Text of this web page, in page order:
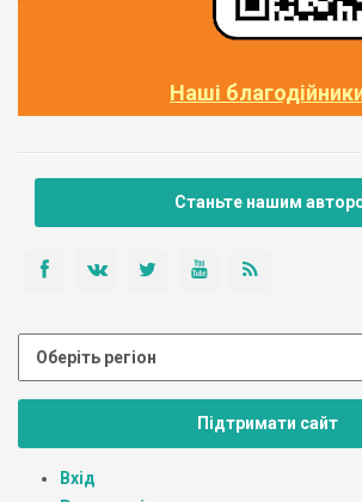
Наші
Станьте нашим
Підтримати сайт
Вхід